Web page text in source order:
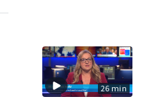
26 min